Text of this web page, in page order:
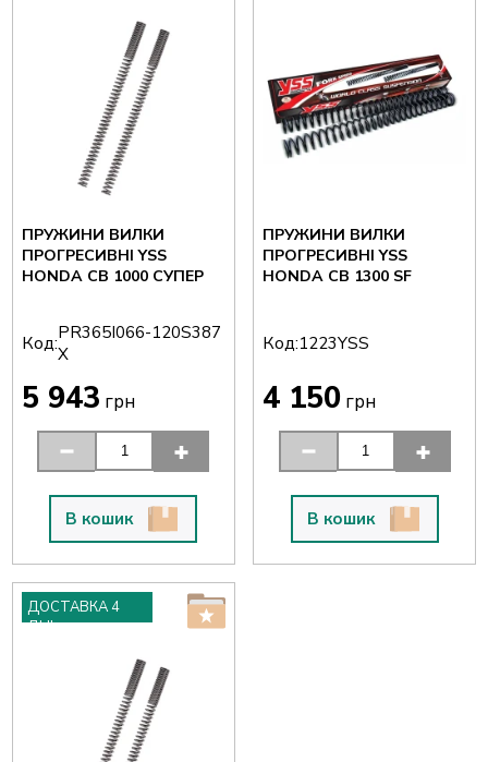
ПРУЖИНИ ВИЛКИ
ПРОГРЕСИВНІ YSS
HONDA CB 1000 СУПЕР
Код:PR365I066-120S387
X
5 943 грн
В кошик
ПРУЖИНИ ВИЛКИ
ПРОГРЕСИВНІ YSS
HONDA CB 1300 SF
Код:1223YSS
4 150 грн
В кошик
ДОСТАВКА 4
ДНІ